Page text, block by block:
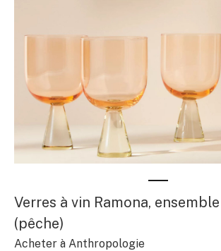
Verres à vin Ramona,
(pêche)
Acheter à Anthropologie